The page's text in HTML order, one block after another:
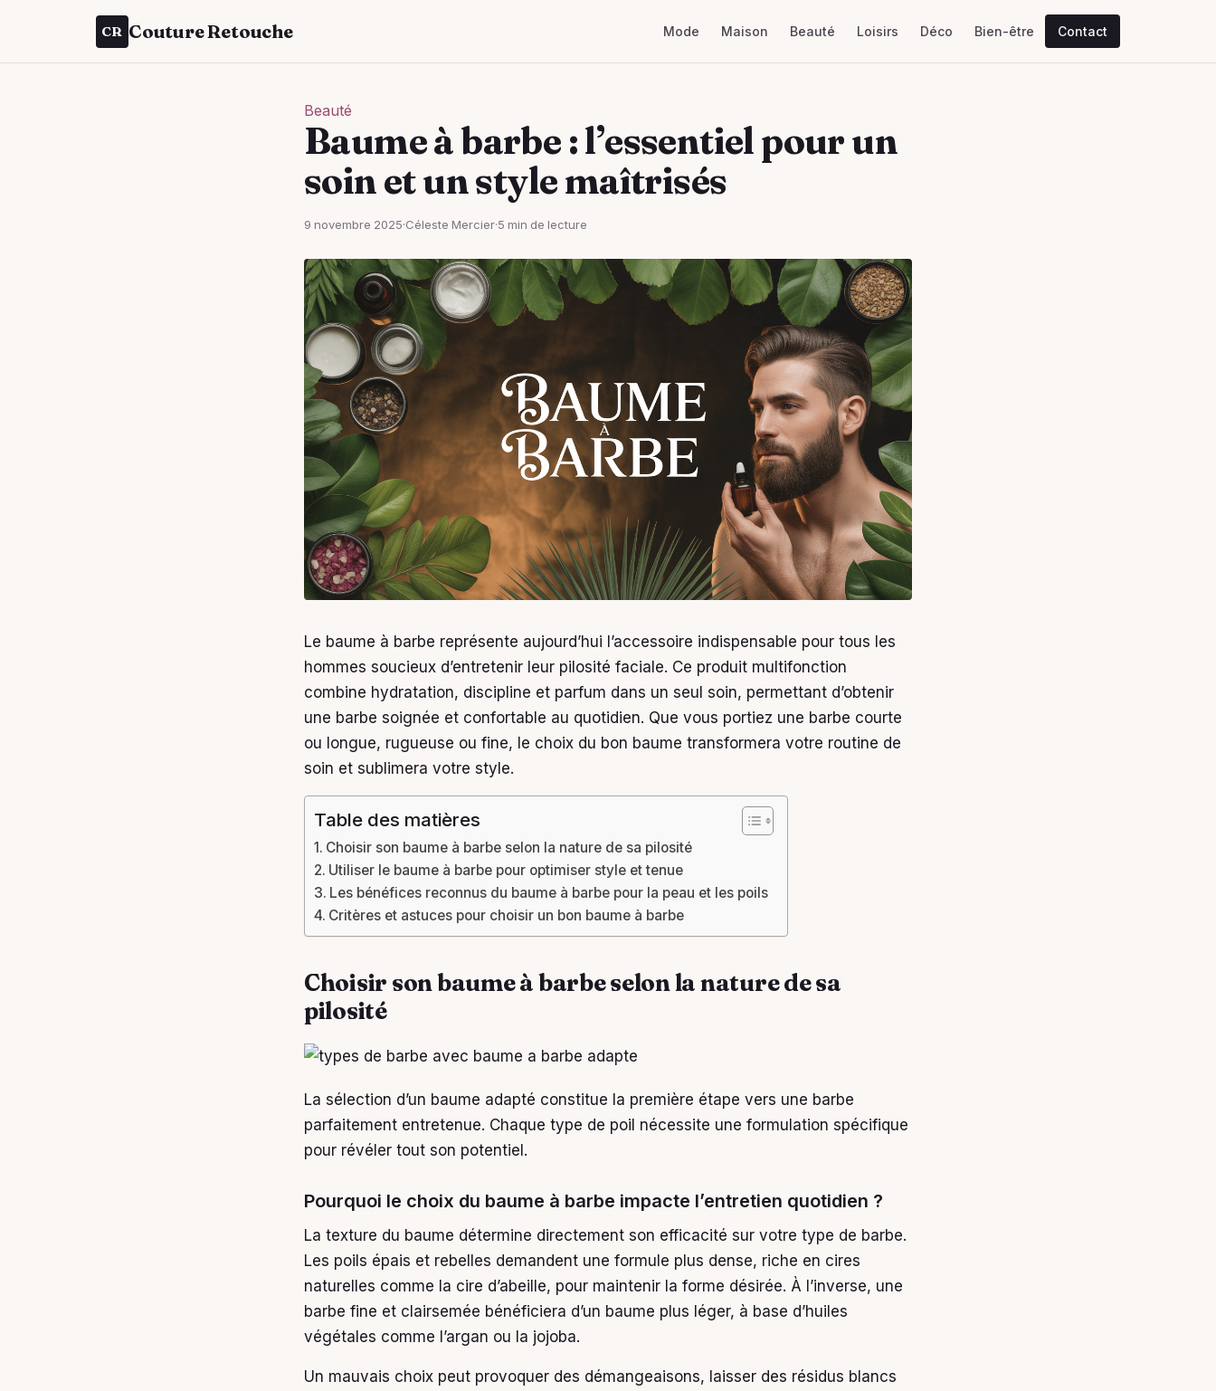
CR Couture Retouche Mode Maison Beauté Loisirs Déco Bien-être Contact
Beauté
Baume à barbe : l’essentiel pour un
soin et un style maîtrisés
9 novembre 2025·Céleste Mercier·5 min de lecture
Le baume à barbe représente aujourd’hui l’accessoire indispensable pour tous les
hommes soucieux d’entretenir leur pilosité faciale. Ce produit multifonction
combine hydratation, discipline et parfum dans un seul soin, permettant d’obtenir
une barbe soignée et confortable au quotidien. Que vous portiez une barbe courte
ou longue, rugueuse ou fine, le choix du bon baume transformera votre routine de
soin et sublimera votre style.
Table des matières
Choisir son baume à barbe selon la nature de sa pilosité
Utiliser le baume à barbe pour optimiser style et tenue
Les bénéfices reconnus du baume à barbe pour la peau et les poils
Critères et astuces pour choisir un bon baume à barbe
Choisir son baume à barbe selon la nature de sa
pilosité
La sélection d’un baume adapté constitue la première étape vers une barbe
parfaitement entretenue. Chaque type de poil nécessite une formulation spécifique
pour révéler tout son potentiel.
Pourquoi le choix du baume à barbe impacte l’entretien quotidien ?
La texture du baume détermine directement son efficacité sur votre type de barbe.
Les poils épais et rebelles demandent une formule plus dense, riche en cires
naturelles comme la cire d’abeille, pour maintenir la forme désirée. À l’inverse, une
barbe fine et clairsemée bénéficiera d’un baume plus léger, à base d’huiles
végétales comme l’argan ou la jojoba.
Un mauvais choix peut provoquer des démangeaisons, laisser des résidus blancs